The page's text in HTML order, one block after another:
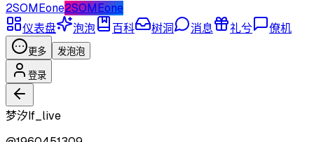
2SOMEone2SOMEone
仪表盘
泡泡 百科 树洞 消息 礼兮 僚机
更多 发泡泡
登录
梦汐If_live